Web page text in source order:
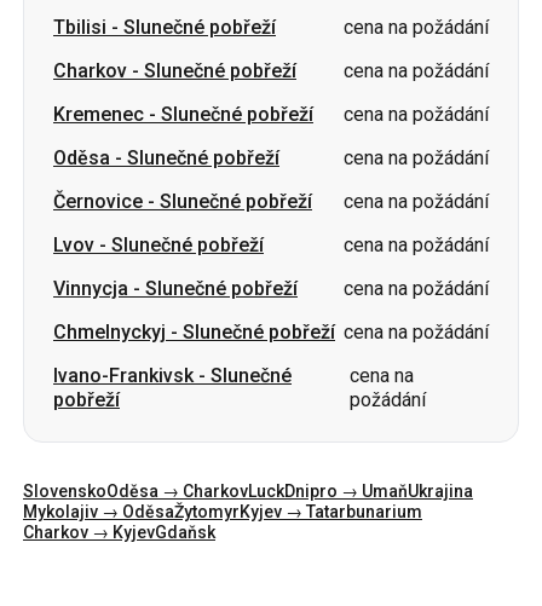
Oděsa-Slunečné pobřeží
cena na požádání
Černovice-Slunečné pobřeží
cena na požádání
Lvov-Slunečné pobřeží
cena na požádání
Vinnycja-Slunečné pobřeží
cena na požádání
Chmelnyckyj-Slunečné pobřeží
cena na požádání
Ivano-Frankivsk-Slunečné
cena na
Slovensko Oděsa → Charkov Luck Dnipro → Umaň
Mykolajiv → OděsaŽytomyrKyjev → Tatarbunarium
Charkov → Kyjev
Kategorie